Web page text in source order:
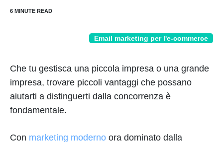
Email marketing per l'e-commerce
Che tu gestisca una piccola impresa o una grande
impresa, trovare piccoli vantaggi che possano
aiutarti a distinguerti dalla concorrenza è
fondamentale.
Con marketing moderno ora dominato dalla